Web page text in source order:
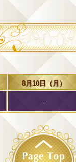
8月10日（月）
-